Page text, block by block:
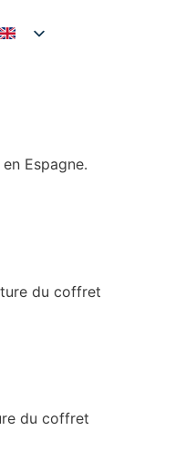
Espagne.
du coffret
du coffret